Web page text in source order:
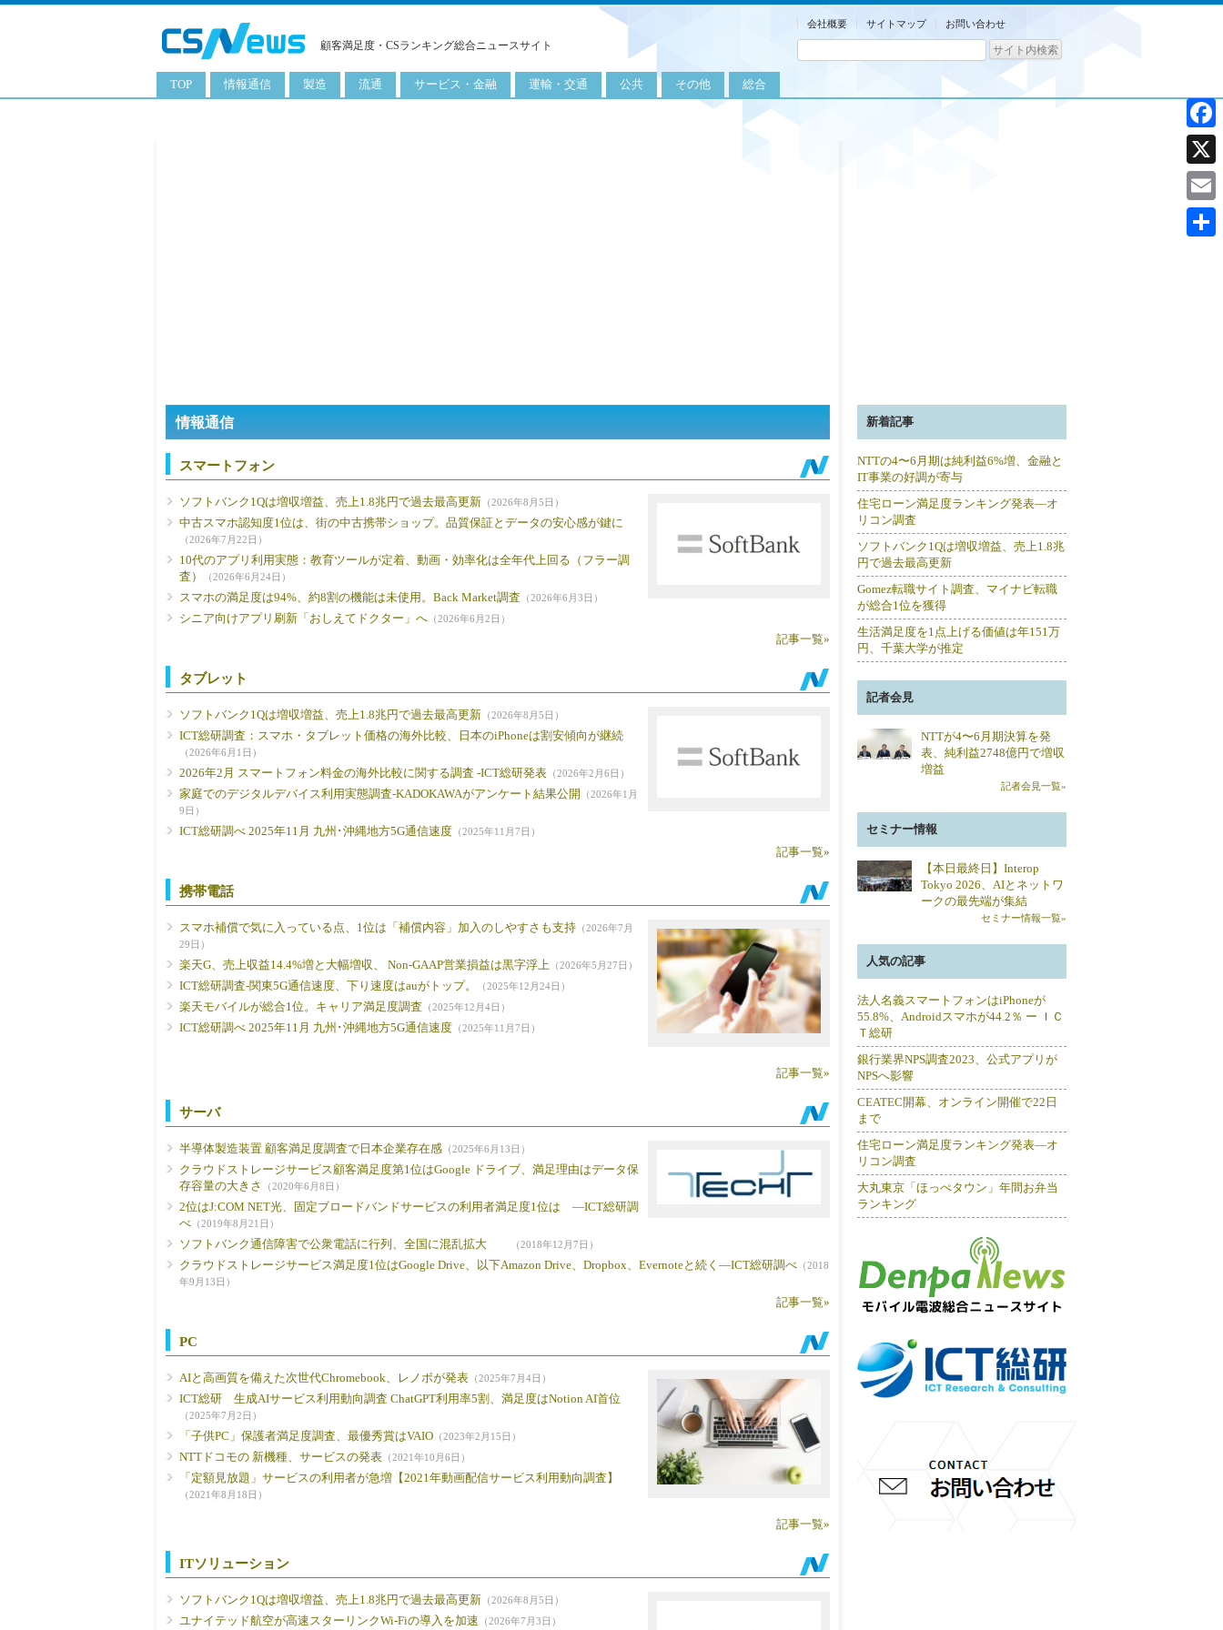
顧客満足度・CSランキング総合ニュースサイト
会社概要 サイトマップ お問い合わせ
TOP 情報通信 製造 流通 サービス・金融 運輸・交通 公共 その他 総合
情報通信
スマートフォン
ソフトバンク1Qは増収増益、売上1.8兆円で過去最高更新 （2026年8月5日）
中古スマホ認知度1位は、街の中古携帯ショップ。品質保証とデータの安心感が鍵に
（2026年7月22日）
10代のアプリ利用実態：教育ツールが定着、動画・効率化は全年代上回る（フラー調
査）
（2026年6月24日）
スマホの満足度は94%、約8割の機能は未使用。Back Market調査 （2026年6月3日）
シニア向けアプリ刷新「おしえてドクター」へ （2026年6月2日）
記事一覧»
タブレット
ソフトバンク1Qは増収増益、売上1.8兆円で過去最高更新 （2026年8月5日）
ICT総研調査：スマホ・タブレット価格の海外比較、日本のiPhoneは割安傾向が継続
（2026年6月1日）
2026年2月 スマートフォン料金の海外比較に関する調査 -ICT総研発表 （2026年2月6日）
家庭でのデジタルデバイス利用実態調査-KADOKAWAがアンケート結果公開
（2026年1月
9日）
ICT総研調べ 2025年11月 九州･沖縄地方5G通信速度 （2025年11月7日）
記事一覧»
携帯電話
スマホ補償で気に入っている点、1位は「補償内容」加入のしやすさも支持 （2026年7月
29日）
楽天G、売上収益14.4%増と大幅増収、 Non-GAAP営業損益は黒字浮上 （2026年5月27日）
ICT総研調査-関東5G通信速度、下り速度はauがトップ。 （2025年12月24日）
楽天モバイルが総合1位。キャリア満足度調査 （2025年12月4日）
ICT総研調べ 2025年11月 九州･沖縄地方5G通信速度 （2025年11月7日）
記事一覧»
サーバ
半導体製造装置 顧客満足度調査で日本企業存在感 （2025年6月13日）
クラウドストレージサービス顧客満足度第1位はGoogle ドライブ、満足理由はデータ保
存容量の大きさ
（2020年6月8日）
2位はJ:COM NET光、固定ブロードバンドサービスの利用者満足度1位は ―ICT総研調
べ （2019年8月21日）
ソフトバンク通信障害で公衆電話に行列、全国に混乱拡大 （2018年12月7日）
クラウドストレージサービス満足度1位はGoogle Drive、以下Amazon Drive、Dropbox、Evernoteと続く―ICT総研調べ （2018
年9月13日）
記事一覧»
PC
AIと高画質を備えた次世代Chromebook、レノボが発表 （2025年7月4日）
ICT総研 生成AIサービス利用動向調査 ChatGPT利用率5割、満足度はNotion AI首位
（2025年7月2日）
「子供PC」保護者満足度調査、最優秀賞はVAIO （2023年2月15日）
NTTドコモの 新機種、サービスの発表 （2021年10月6日）
「定額見放題」サービスの利用者が急増【2021年動画配信サービス利用動向調査】
（2021年8月18日）
記事一覧»
ITソリューション
ソフトバンク1Qは増収増益、売上1.8兆円で過去最高更新 （2026年8月5日）
ユナイテッド航空が高速スターリンクWi-Fiの導入を加速 （2026年7月3日）
新着記事
NTTの4〜6月期は純利益6%増、金融と
IT事業の好調が寄与
住宅ローン満足度ランキング発表―オ
リコン調査
ソフトバンク1Qは増収増益、売上1.8兆
円で過去最高更新
Gomez転職サイト調査、マイナビ転職
が総合1位を獲得
生活満足度を1点上げる価値は年151万
円、千葉大学が推定
記者会見
NTTが4〜6月期決算を発
表、純利益2748億円で増収
増益
記者会見一覧»
セミナー情報
【本日最終日】Interop
Tokyo 2026、AIとネットワ
ークの最先端が集結
セミナー情報一覧»
人気の記事
法人名義スマートフォンはiPhoneが
55.8%、Androidスマホが44.2％ ー ＩＣ
Ｔ総研
銀行業界NPS調査2023、公式アプリが
NPSへ影響
CEATEC開幕、オンライン開催で22日
まで
住宅ローン満足度ランキング発表―オ
リコン調査
大丸東京「ほっぺタウン」年間お弁当
ランキング
X
Email